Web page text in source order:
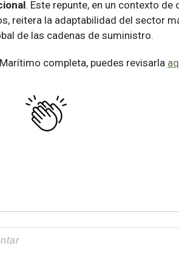
. Este repunte, en un contexto de
reitera la adaptabilidad del sector
de las cadenas de suministro.
completa, puedes revisarla